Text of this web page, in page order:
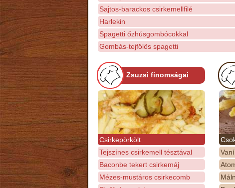
Sajtos-barackos csirkemellfilé
Harlekin
Spagetti őzhúsgombócokkal
Gombás-tejfölös spagetti
Zsuzsi finomságai
Csirkepörkölt
Tejszínes csirkemell tésztával
Baconbe tekert csirkemáj
Mézes-mustáros csirkecomb